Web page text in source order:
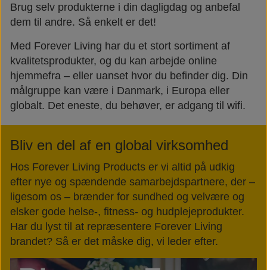
Brug selv produkterne i din dagligdag og anbefal
dem til andre. Så enkelt er det!
Med Forever Living har du et stort sortiment af
kvalitetsprodukter, og du kan arbejde online
hjemmefra – eller uanset hvor du befinder dig. Din
målgruppe kan være i Danmark, i Europa eller
globalt. Det eneste, du behøver, er adgang til wifi.
Bliv en del af en global virksomhed
Hos Forever Living Products er vi altid på udkig
efter nye og spændende samarbejdspartnere, der –
ligesom os – brænder for sundhed og velvære og
elsker gode helse-, fitness- og hudplejeprodukter.
Har du lyst til at repræsentere Forever Living
brandet? Så er det måske dig, vi leder efter.